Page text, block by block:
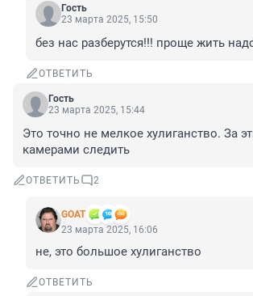
Гость
23 марта 2025, 15:50
без нас разберутся!!! проще жить
ОТВЕТИТЬ
Гость
23 марта 2025, 15:44
Это точно не мелкое хулиганство. За
камерами следить
ОТВЕТИТЬ 2
GOAT
23 марта 2025, 16:06
не, это большое хулиганство
ОТВЕТИТЬ